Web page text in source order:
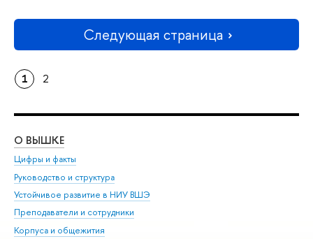
Следующая страница
1 2
О ВЫШКЕ
Цифры и факты
Руководство и структура
Устойчивое развитие в НИУ ВШЭ
Преподаватели и сотрудники
Корпуса и общежития